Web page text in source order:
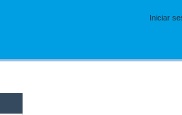
Iniciar